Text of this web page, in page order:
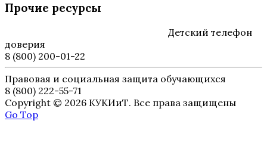
Прочие ресурсы
Детский телефон
доверия
8 (800) 200-01-22
Правовая и социальная защита обучающихся
8 (800) 222-55-71
Copyright © 2026 КУКИиТ. Все права защищены
Go Top